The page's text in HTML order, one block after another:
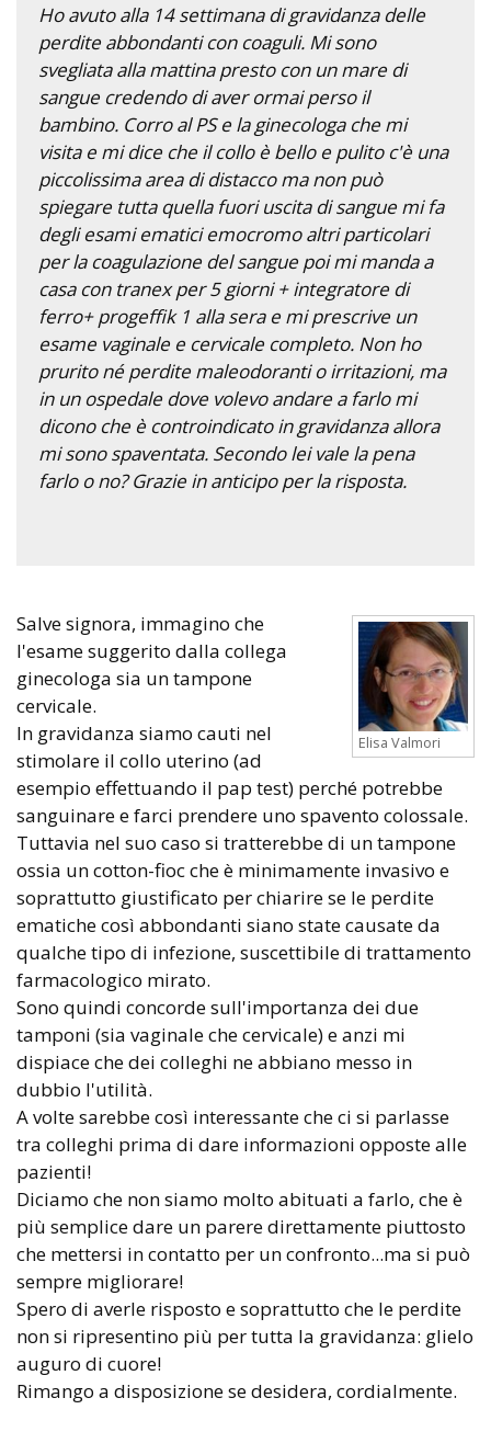
Ho avuto alla 14 settimana di gravidanza delle
perdite abbondanti con coaguli. Mi sono
svegliata alla mattina presto con un mare di
sangue credendo di aver ormai perso il
bambino. Corro al PS e la ginecologa che mi
visita e mi dice che il collo è bello e pulito c'è una
piccolissima area di distacco ma non può
spiegare tutta quella fuori uscita di sangue mi fa
degli esami ematici emocromo altri particolari
per la coagulazione del sangue poi mi manda a
casa con tranex per 5 giorni + integratore di
ferro+ progeffik 1 alla sera e mi prescrive un
esame vaginale e cervicale completo. Non ho
prurito né perdite maleodoranti o irritazioni, ma
in un ospedale dove volevo andare a farlo mi
dicono che è controindicato in gravidanza allora
mi sono spaventata. Secondo lei vale la pena
farlo o no? Grazie in anticipo per la risposta.
Elisa Valmori
Salve signora, immagino che
l'esame suggerito dalla collega
ginecologa sia un tampone
cervicale.
In gravidanza siamo cauti nel
stimolare il collo uterino (ad
esempio effettuando il pap test) perché potrebbe
sanguinare e farci prendere uno spavento colossale.
Tuttavia nel suo caso si tratterebbe di un tampone
ossia un cotton-fioc che è minimamente invasivo e
soprattutto giustificato per chiarire se le perdite
ematiche così abbondanti siano state causate da
qualche tipo di infezione, suscettibile di trattamento
farmacologico mirato.
Sono quindi concorde sull'importanza dei due
tamponi (sia vaginale che cervicale) e anzi mi
dispiace che dei colleghi ne abbiano messo in
dubbio l'utilità.
A volte sarebbe così interessante che ci si parlasse
tra colleghi prima di dare informazioni opposte alle
pazienti!
Diciamo che non siamo molto abituati a farlo, che è
più semplice dare un parere direttamente piuttosto
che mettersi in contatto per un confronto...ma si può
sempre migliorare!
Spero di averle risposto e soprattutto che le perdite
non si ripresentino più per tutta la gravidanza: glielo
auguro di cuore!
Rimango a disposizione se desidera, cordialmente.